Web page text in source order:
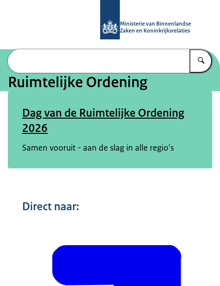
Ministerie van Binnenlandse
Zaken en Koninkrijksrelaties
Ruimtelijke Ordening
Dag van de Ruimtelijke Ordening
2026
Samen vooruit - aan de slag in alle regio's
Direct naar: